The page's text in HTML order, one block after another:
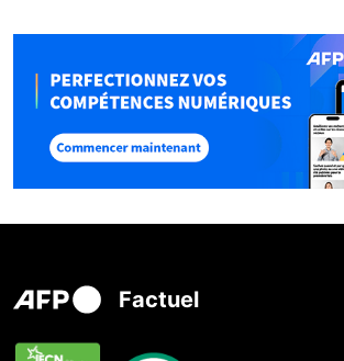
Factuel